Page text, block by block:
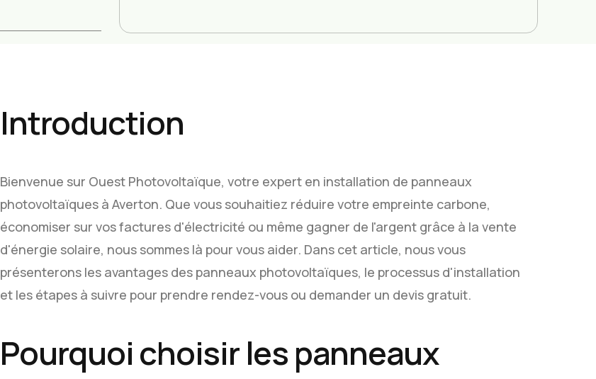
Introduction
Bienvenue sur Ouest Photovoltaïque, votre expert en installation de panneaux
photovoltaïques à Averton. Que vous souhaitiez réduire votre empreinte carbone,
économiser sur vos factures d'électricité ou même gagner de l'argent grâce à la vente
d'énergie solaire, nous sommes là pour vous aider. Dans cet article, nous vous
présenterons les avantages des panneaux photovoltaïques, le processus d'installation
et les étapes à suivre pour prendre rendez-vous ou demander un devis gratuit.
Pourquoi choisir les panneaux